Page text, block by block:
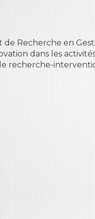
Recherche en
dans les
recherche-